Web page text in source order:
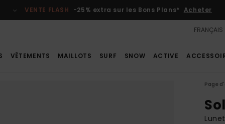
VENTE FLASH -25% extra sur les Bons Plans* Acheter
FRANÇAIS
VÊTEMENTS MAILLOTS SURF SNOW ACTIVE
Page